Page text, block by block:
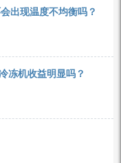
出现温度不均衡吗？
冻机收益明显吗？